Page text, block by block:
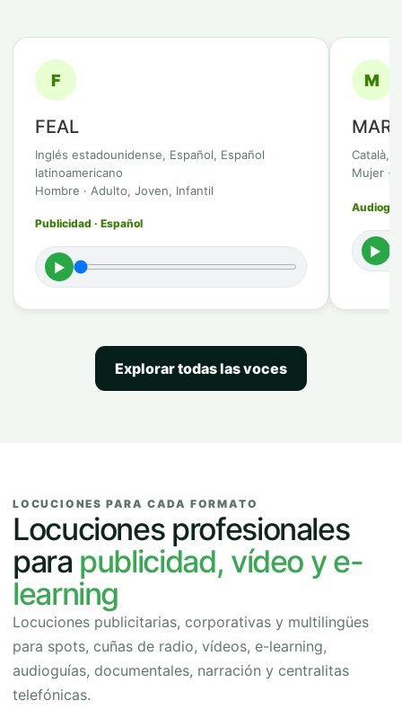
F
FEAL
Inglés estadounidense, Español, Español
latinoamericano
Hombre · Adulto, Joven, Infantil
Publicidad · Español
►
M
Català,
Mujer ·
►
Explorar todas las voces
LOCUCIONES PARA CADA FORMATO
Locuciones profesionales
para publicidad, vídeo y e-
learning
Locuciones publicitarias, corporativas y multilingües
para spots, cuñas de radio, vídeos, e-learning,
audioguías, documentales, narración y centralitas
telefónicas.